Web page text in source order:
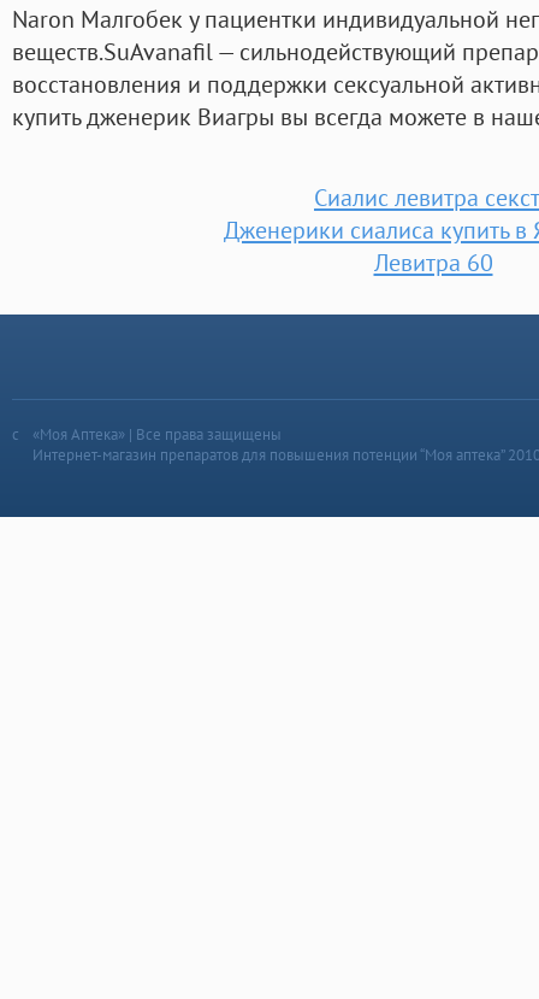
Naron Малгобек у пациентки индивидуальной
веществ.SuAvanafil — сильнодействующий
восстановления и поддержки сексуальной
купить дженерик Виагры вы всегда можете в
Сиалис левитра
Дженерики сиалиса купить в
Левитра 60
«Моя Аптека» | Все права защищены
Интернет-магазин препаратов для повышения потенции “Моя аптека”